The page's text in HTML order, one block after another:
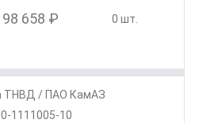
98 658 ₽ 0 шт.
ТНВД / ПАО КамАЗ
1111005-10